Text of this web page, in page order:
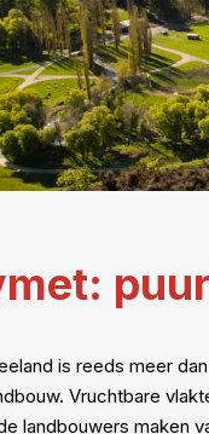
is reeds meer
Vruchtbare
landbouwers maken